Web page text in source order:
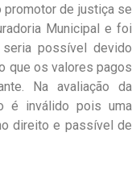
promotor de justiça se
Municipal e foi
possível devido
que os valores pagos
Na avaliação da
é inválido pois uma
direito e passível de